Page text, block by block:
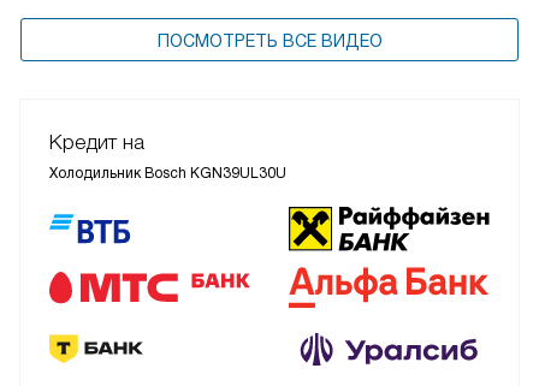
ПОСМОТРЕТЬ ВСЕ ВИДЕО
Кредит на
Холодильник Bosch KGN39UL30U